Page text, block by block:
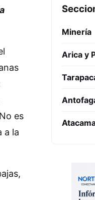
es
a la
Minería
Arica y